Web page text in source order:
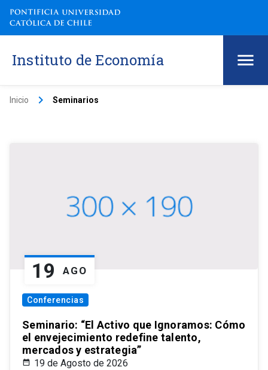
Instituto de Economía
Inicio keyboard_arrow_right Seminarios
19 AGO
Conferencias
Seminario: “El Activo que Ignoramos: Cómo
el envejecimiento redefine talento,
mercados y estrategia”
19 de Agosto de 2026